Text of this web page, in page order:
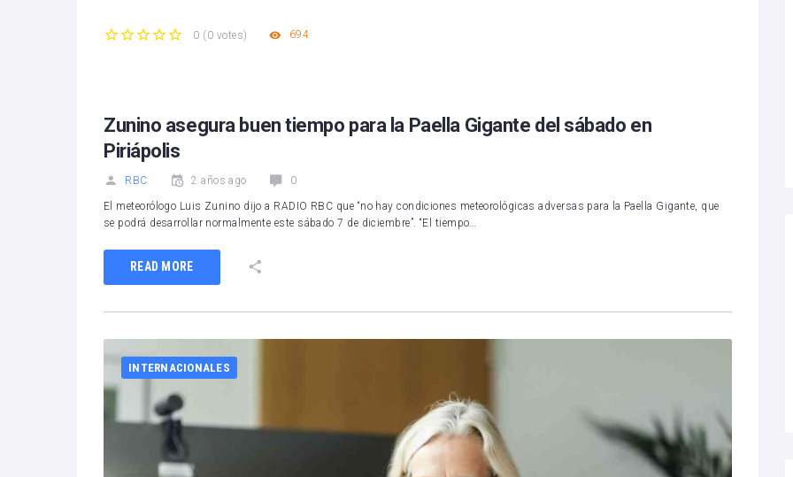
0 ( 0 votes) 694
Zunino asegura buen tiempo para la Paella Gigante del sábado en
Piriápolis
RBC 2 años ago 0
El meteorólogo Luis Zunino dijo a RADIO RBC que “no hay condiciones meteorológicas adversas para la Paella Gigante, que
se podrá desarrollar normalmente este sábado 7 de diciembre”. “El tiempo…
READ MORE
INTERNACIONALES